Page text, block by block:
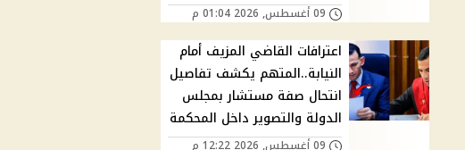
09 أغسطس, 2026 01:04 م
اعترافات القاضي المزيف أمام
النيابة..المتهم يكشف تفاصيل
انتحال صفة مستشار بمجلس
الدولة والتصوير داخل المحكمة
09 أغسطس, 2026 12:22 م